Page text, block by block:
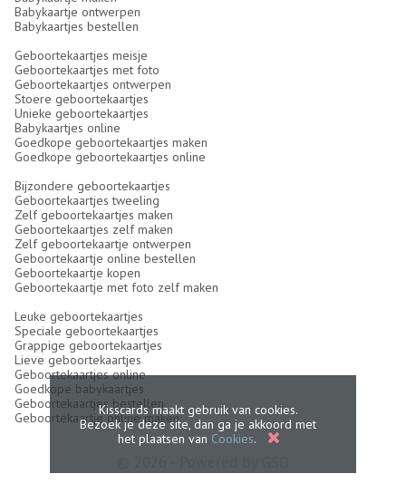
Babykaartje ontwerpen
Babykaartjes bestellen
Geboortekaartjes meisje
Geboortekaartjes met foto
Geboortekaartjes ontwerpen
Stoere geboortekaartjes
Unieke geboortekaartjes
Babykaartjes online
Goedkope geboortekaartjes maken
Goedkope geboortekaartjes online
Bijzondere geboortekaartjes
Geboortekaartjes tweeling
Zelf geboortekaartjes maken
Geboortekaartjes zelf maken
Zelf geboortekaartje ontwerpen
Geboortekaartje online bestellen
Geboortekaartje kopen
Geboortekaartje met foto zelf maken
Leuke geboortekaartjes
Speciale geboortekaartjes
Grappige geboortekaartjes
Lieve geboortekaartjes
Geboortekaartjes online
Goedkope babykaartjes
Geboortekaartjes bestellen
Geboortekaartje online makenKisscards maakt gebruik van cookies.
Bezoek je deze site, dan ga je akkoord met
het plaatsen van Cookies.